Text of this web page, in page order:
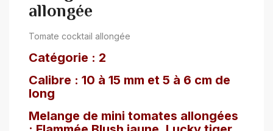
allongée
Tomate cocktail allongée
Catégorie : 2
Calibre : 10 à 15 mm et 5 à 6 cm de
long
Melange de mini tomates allongées